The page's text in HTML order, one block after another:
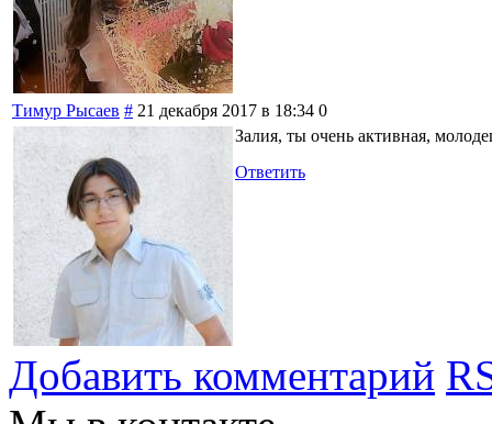
Тимур Рысаев # 21 декабря 2017 в 18:34 0
Залия, ты очень активная,
Ответить
Добавить комментарий